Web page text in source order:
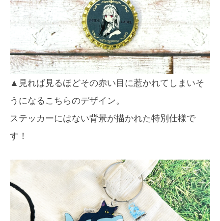
▲見れば見るほどその赤い目に惹かれてしまいそ
うになるこちらのデザイン。
ステッカーにはない背景が描かれた特別仕様で
す！